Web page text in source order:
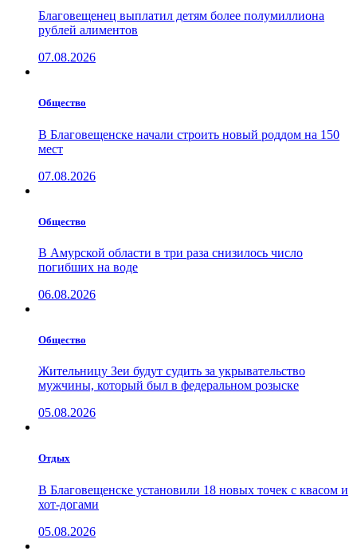
Благовещенец выплатил детям более полумиллиона
рублей алиментов
07.08.2026
Общество
В Благовещенске начали строить новый роддом на 150
мест
07.08.2026
Общество
В Амурской области в три раза снизилось число
погибших на воде
06.08.2026
Общество
Жительницу Зеи будут судить за укрывательство
мужчины, который был в федеральном розыске
05.08.2026
Отдых
В Благовещенске установили 18 новых точек с квасом и
хот-догами
05.08.2026